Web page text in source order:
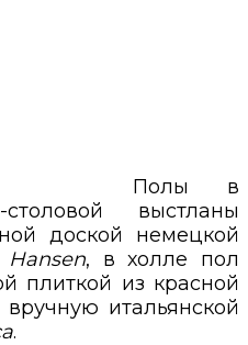
Полы в
выстланы
доской немецкой
, в холле пол
плиткой из красной
итальянской
.